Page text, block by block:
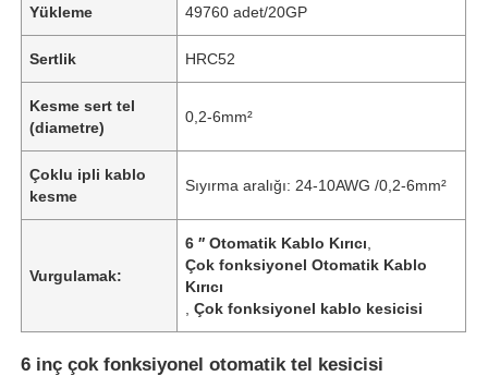
Yükleme 49760 adet/20GP
Sertlik HRC52
Kesme sert tel
(diametre)
0,2-6mm²
Çoklu ipli kablo
kesme
Sıyırma aralığı: 24-10AWG /0,2-6mm²
Vurgulamak:
6 ′′ Otomatik Kablo Kırıcı
Çok fonksiyonel Otomatik Kablo
Kırıcı
,Çok fonksiyonel kablo kesicisi
6 inç çok fonksiyonel otomatik tel kesicisi